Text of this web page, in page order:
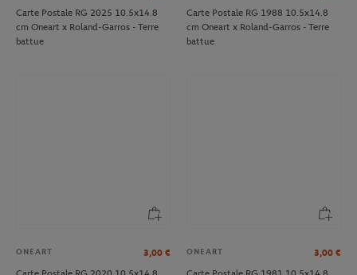
Carte Postale RG 2025 10.5x14.8
cm Oneart x Roland-Garros - Terre
battue
Carte Postale RG 1988 10.5x14.8
cm Oneart x Roland-Garros - Terre
battue
ONEART 3,00 €
ONEART 3,00 €